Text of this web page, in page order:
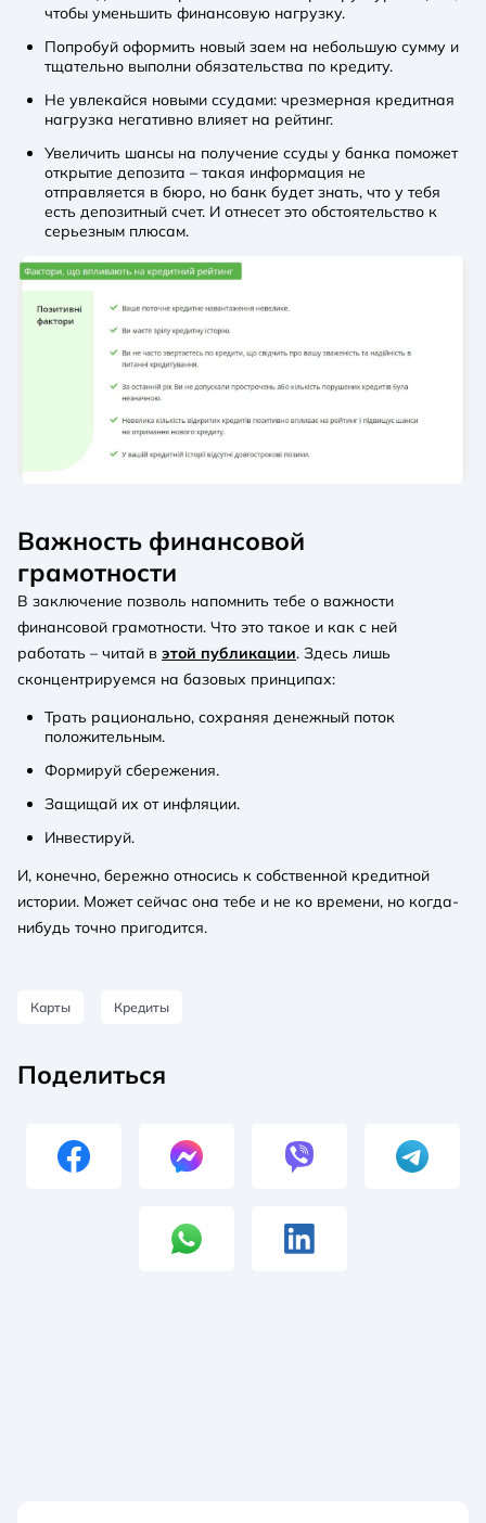
чтобы уменьшить финансовую нагрузку.
Попробуй оформить новый заем на небольшую сумму и
тщательно выполни обязательства по кредиту.
Не увлекайся новыми ссудами: чрезмерная кредитная
нагрузка негативно влияет на рейтинг.
Увеличить шансы на получение ссуды у банка поможет
открытие депозита – такая информация не
отправляется в бюро, но банк будет знать, что у тебя
есть депозитный счет. И отнесет это обстоятельство к
серьезным плюсам.
Важность финансовой
грамотности
В заключение позволь напомнить тебе о важности
финансовой грамотности. Что это такое и как с ней
работать – читай в этой публикации. Здесь лишь
сконцентрируемся на базовых принципах:
Трать рационально, сохраняя денежный поток
положительным.
Формируй сбережения.
Защищай их от инфляции.
Инвестируй.
И, конечно, бережно относись к собственной кредитной
истории. Может сейчас она тебе и не ко времени, но когда-
нибудь точно пригодится.
Карты Кредиты
Поделиться